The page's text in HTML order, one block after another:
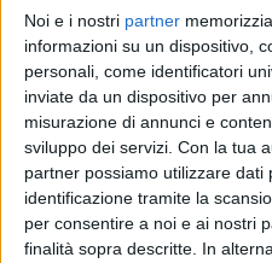
Noi e i nostri partner
informazioni su un dispositivo,
personali, come identificatori
inviate da un dispositivo per
misurazione di annunci e
sviluppo dei servizi. Con la tua
partner possiamo utilizzare dati
identificazione tramite la
per consentire a noi e ai nostri
finalità sopra descritte. In